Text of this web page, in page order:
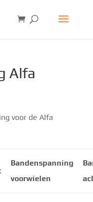
Alfa
voor de Alfa
Bandenspanning
voorwielen